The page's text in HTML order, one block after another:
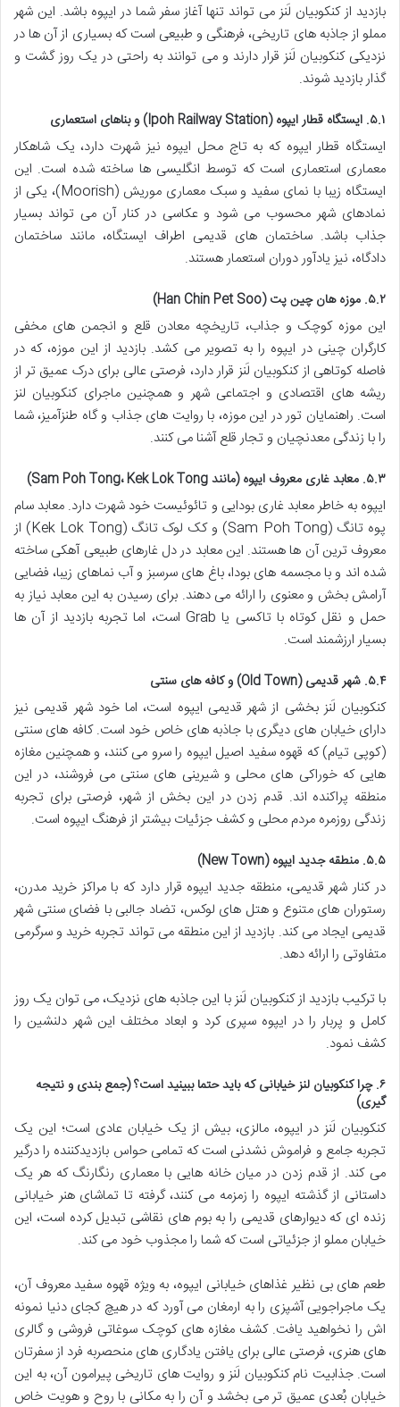
بازدید از کنکوبیان لَنز می تواند تنها آغاز سفر شما در ایپوه باشد. این شهر
مملو از جاذبه های تاریخی، فرهنگی و طبیعی است که بسیاری از آن ها در
نزدیکی کنکوبیان لَنز قرار دارند و می توانند به راحتی در یک روز گشت و
گذار بازدید شوند.
۵.۱. ایستگاه قطار ایپوه (Ipoh Railway Station) و بناهای استعماری
ایستگاه قطار ایپوه که به تاج محل ایپوه نیز شهرت دارد، یک شاهکار
معماری استعماری است که توسط انگلیسی ها ساخته شده است. این
ایستگاه زیبا با نمای سفید و سبک معماری موریش (Moorish)، یکی از
نمادهای شهر محسوب می شود و عکاسی در کنار آن می تواند بسیار
جذاب باشد. ساختمان های قدیمی اطراف ایستگاه، مانند ساختمان
دادگاه، نیز یادآور دوران استعمار هستند.
۵.۲. موزه هان چین پت (Han Chin Pet Soo)
این موزه کوچک و جذاب، تاریخچه معادن قلع و انجمن های مخفی
کارگران چینی در ایپوه را به تصویر می کشد. بازدید از این موزه، که در
فاصله کوتاهی از کنکوبیان لَنز قرار دارد، فرصتی عالی برای درک عمیق تر از
ریشه های اقتصادی و اجتماعی شهر و همچنین ماجرای کنکوبیان لنز
است. راهنمایان تور در این موزه، با روایت های جذاب و گاه طنزآمیز، شما
را با زندگی معدنچیان و تجار قلع آشنا می کنند.
۵.۳. معابد غاری معروف ایپوه (مانند Sam Poh Tong، Kek Lok Tong)
ایپوه به خاطر معابد غاری بودایی و تائوئیست خود شهرت دارد. معابد سام
پوه تانگ (Sam Poh Tong) و کک لوک تانگ (Kek Lok Tong) از
معروف ترین آن ها هستند. این معابد در دل غارهای طبیعی آهکی ساخته
شده اند و با مجسمه های بودا، باغ های سرسبز و آب نماهای زیبا، فضایی
آرامش بخش و معنوی را ارائه می دهند. برای رسیدن به این معابد نیاز به
حمل و نقل کوتاه با تاکسی یا Grab است، اما تجربه بازدید از آن ها
بسیار ارزشمند است.
۵.۴. شهر قدیمی (Old Town) و کافه های سنتی
کنکوبیان لَنز بخشی از شهر قدیمی ایپوه است، اما خود شهر قدیمی نیز
دارای خیابان های دیگری با جاذبه های خاص خود است. کافه های سنتی
(کوپی تیام) که قهوه سفید اصیل ایپوه را سرو می کنند، و همچنین مغازه
هایی که خوراکی های محلی و شیرینی های سنتی می فروشند، در این
منطقه پراکنده اند. قدم زدن در این بخش از شهر، فرصتی برای تجربه
زندگی روزمره مردم محلی و کشف جزئیات بیشتر از فرهنگ ایپوه است.
۵.۵. منطقه جدید ایپوه (New Town)
در کنار شهر قدیمی، منطقه جدید ایپوه قرار دارد که با مراکز خرید مدرن،
رستوران های متنوع و هتل های لوکس، تضاد جالبی با فضای سنتی شهر
قدیمی ایجاد می کند. بازدید از این منطقه می تواند تجربه خرید و سرگرمی
متفاوتی را ارائه دهد.
با ترکیب بازدید از کنکوبیان لَنز با این جاذبه های نزدیک، می توان یک روز
کامل و پربار را در ایپوه سپری کرد و ابعاد مختلف این شهر دلنشین را
کشف نمود.
۶. چرا کنکوبیان لنز خیابانی که باید حتما ببینید است؟ (جمع بندی و نتیجه
گیری)
کنکوبیان لَنز در ایپوه، مالزی، بیش از یک خیابان عادی است؛ این یک
تجربه جامع و فراموش نشدنی است که تمامی حواس بازدیدکننده را درگیر
می کند. از قدم زدن در میان خانه هایی با معماری رنگارنگ که هر یک
داستانی از گذشته ایپوه را زمزمه می کنند، گرفته تا تماشای هنر خیابانی
زنده ای که دیوارهای قدیمی را به بوم های نقاشی تبدیل کرده است، این
خیابان مملو از جزئیاتی است که شما را مجذوب خود می کند.
طعم های بی نظیر غذاهای خیابانی ایپوه، به ویژه قهوه سفید معروف آن،
یک ماجراجویی آشپزی را به ارمغان می آورد که در هیچ کجای دنیا نمونه
اش را نخواهید یافت. کشف مغازه های کوچک سوغاتی فروشی و گالری
های هنری، فرصتی عالی برای یافتن یادگاری های منحصربه فرد از سفرتان
است. جذابیت نام کنکوبیان لَنز و روایت های تاریخی پیرامون آن، به این
خیابان بُعدی عمیق تر می بخشد و آن را به مکانی با روح و هویت خاص